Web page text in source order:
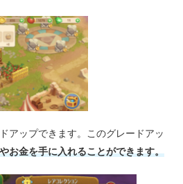
アップできます。このグレードアッ
お金を手に入れることができます。